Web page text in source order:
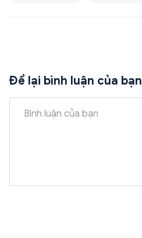
Để lại bình luận của bạn